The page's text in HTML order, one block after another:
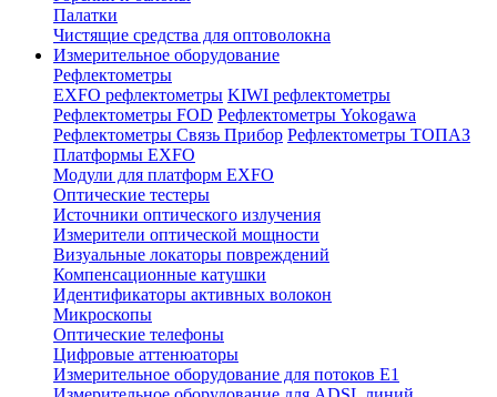
Палатки
Чистящие средства для оптоволокна
Измерительное оборудование
Рефлектометры
EXFO рефлектометры KIWI рефлектометры
Рефлектометры FOD Рефлектометры Yokogawa
Рефлектометры Связь Прибор Рефлектометры ТОПАЗ
Платформы EXFO
Модули для платформ EXFO
Оптические тестеры
Источники оптического излучения
Измерители оптической мощности
Визуальные локаторы повреждений
Компенсационные катушки
Идентификаторы активных волокон
Микроскопы
Оптические телефоны
Цифровые аттенюаторы
Измерительное оборудование для потоков Е1